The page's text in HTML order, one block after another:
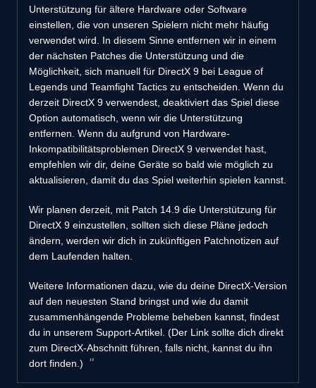
Unterstützung für ältere Hardware oder Software
einstellen, die von unseren Spielern nicht mehr häufig
verwendet wird. In diesem Sinne entfernen wir in einem
der nächsten Patches die Unterstützung und die
Möglichkeit, sich manuell für DirectX 9 bei League of
Legends und Teamfight Tactics zu entscheiden. Wenn du
derzeit DirectX 9 verwendest, deaktiviert das Spiel diese
Option automatisch, wenn wir die Unterstützung
entfernen. Wenn du aufgrund von Hardware-
Inkompatibilitätsproblemen DirectX 9 verwendet hast,
empfehlen wir dir, deine Geräte so bald wie möglich zu
aktualisieren, damit du das Spiel weiterhin spielen kannst.
Wir planen derzeit, mit Patch 14.9 die Unterstützung für
DirectX 9 einzustellen, sollten sich diese Pläne jedoch
ändern, werden wir dich in zukünftigen Patchnotizen auf
dem Laufenden halten.
Weitere Informationen dazu, wie du deine DirectX-Version
auf den neuesten Stand bringst und wie du damit
zusammenhängende Probleme beheben kannst, findest
du in unserem Support-Artikel. (Der Link sollte dich direkt
zum DirectX-Abschnitt führen, falls nicht, kannst du ihn
dort finden.)